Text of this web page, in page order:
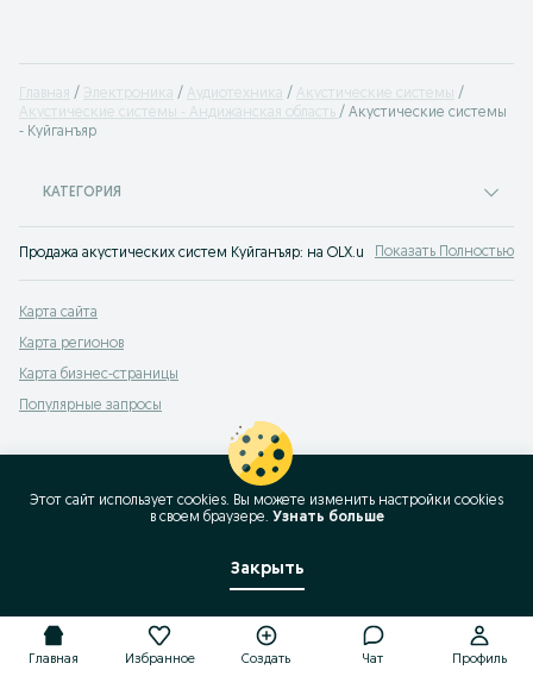
Главная Электроника Аудиотехника
Акустические системы
Акустические системы - Андижанская область
Акустические системы
- Куйганъяр
КАТЕГОРИЯ
Продажа акустических систем Куйганъяр: на OLX.uz выгодно продавать
Показать Полностью
Карта сайта
Карта регионов
Карта бизнес-страницы
Популярные запросы
Главная Избранное Создать Чат Профиль
Этот сайт использует cookies. Вы можете изменить настройки cookies
в своeм браузере. Узнать больше
Закрыть